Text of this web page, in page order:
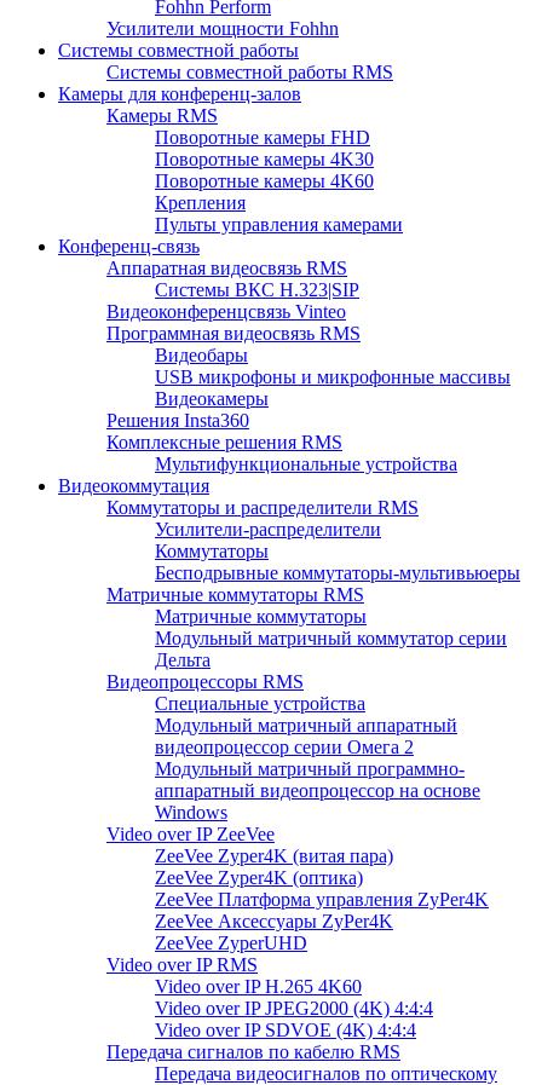
Fohhn Perform
Усилители мощности Fohhn
Системы совместной работы
Системы совместной работы RMS
Камеры для конференц-залов
Камеры RMS
Поворотные камеры FHD
Поворотные камеры 4K30
Поворотные камеры 4K60
Крепления
Пульты управления камерами
Конференц-связь
Аппаратная видеосвязь RMS
Системы ВКС H.323|SIP
Видеоконференцсвязь Vinteo
Программная видеосвязь RMS
Видеобары
USB микрофоны и микрофонные массивы
Видеокамеры
Решения Insta360
Комплексные решения RMS
Мультифункциональные устройства
Видеокоммутация
Коммутаторы и распределители RMS
Усилители-распределители
Коммутаторы
Бесподрывные коммутаторы-мультивьюеры
Матричные коммутаторы RMS
Матричные коммутаторы
Модульный матричный коммутатор серии
Дельта
Видеопроцессоры RMS
Специальные устройства
Модульный матричный аппаратный
видеопроцессор серии Омега 2
Модульный матричный программно-
аппаратный видеопроцессор на основе
Windows
Video over IP ZeeVee
ZeeVee Zyper4K (витая пара)
ZeeVee Zyper4K (оптика)
ZeeVee Платформа управления ZyPer4K
ZeeVee Аксессуары ZyPer4K
ZeeVee ZyperUHD
Video over IP RMS
Video over IP H.265 4K60
Video over IP JPEG2000 (4K) 4:4:4
Video over IP SDVOE (4K) 4:4:4
Передача сигналов по кабелю RMS
Передача видеосигналов по оптическому